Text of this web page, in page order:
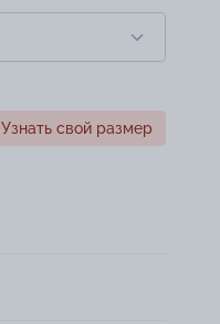
Узнать свой размер